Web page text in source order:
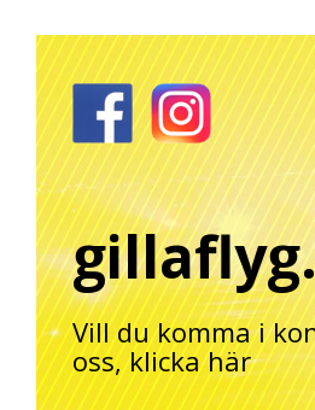
Vill du komma i
oss, klicka här